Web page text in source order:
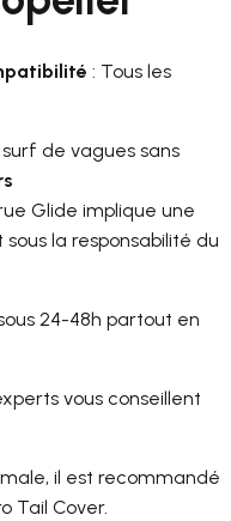
: Tous les
de vagues sans
Glide implique une
la responsabilité du
24-48h partout en
vous conseillent
il est recommandé
Tail Cover.